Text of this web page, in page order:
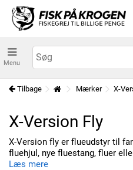
Menu
Tilbage Mærker X-
X-Version Fly
X-Version fly er flueudstyr til
fluehjul, nye fluestang, fluer
klar til flueturen!
Læs mere